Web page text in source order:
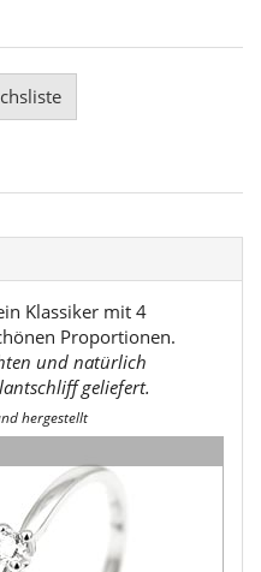
Klassiker mit 4
Proportionen.
und natürlich
geliefert.
hergestellt